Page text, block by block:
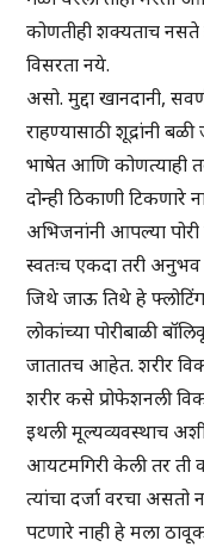
कोणतीही शक्यताच
विसरता नये.
असो. मुद्दा खानदानी,
राहण्यासाठी शूद्रांनी
भाषेत आणि कोणत्याही
दोन्ही ठिकाणी
अभिजनांनी आपल्या पोरी
स्वतःच एकदा तरी अनुभव
जिथे जाऊ तिथे हे
लोकांच्या पोरीबाळी
जातातच आहेत. शरीर
शरीर कसे प्रोफेशनली
इथली मूल्यव्यवस्थाच
आयटमगिरी केली तर
त्यांचा दर्जा वरचा
पटणारे नाही हे मला